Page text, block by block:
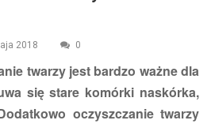
2018 0
twarzy jest bardzo ważne dla
się stare komórki naskórka,
oczyszczanie twarzy